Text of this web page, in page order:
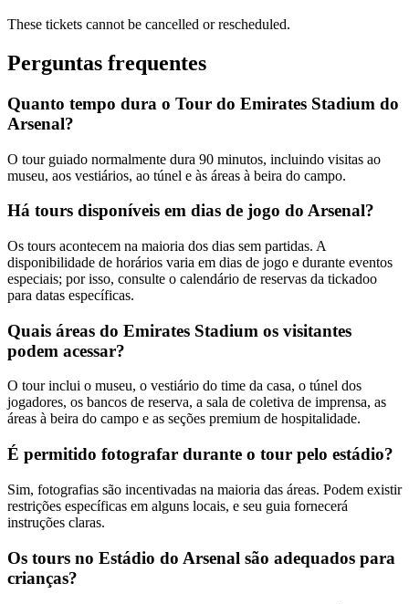
These tickets cannot be cancelled or rescheduled.
Perguntas frequentes
Quanto tempo dura o Tour do Emirates Stadium do
Arsenal?
O tour guiado normalmente dura 90 minutos, incluindo visitas ao
museu, aos vestiários, ao túnel e às áreas à beira do campo.
Há tours disponíveis em dias de jogo do Arsenal?
Os tours acontecem na maioria dos dias sem partidas. A
disponibilidade de horários varia em dias de jogo e durante eventos
especiais; por isso, consulte o calendário de reservas da tickadoo
para datas específicas.
Quais áreas do Emirates Stadium os visitantes
podem acessar?
O tour inclui o museu, o vestiário do time da casa, o túnel dos
jogadores, os bancos de reserva, a sala de coletiva de imprensa, as
áreas à beira do campo e as seções premium de hospitalidade.
É permitido fotografar durante o tour pelo estádio?
Sim, fotografias são incentivadas na maioria das áreas. Podem existir
restrições específicas em alguns locais, e seu guia fornecerá
instruções claras.
Os tours no Estádio do Arsenal são adequados para
crianças?